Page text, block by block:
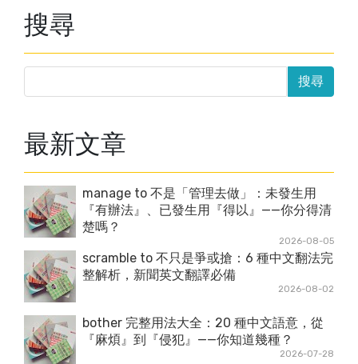
搜尋
最新文章
manage to 不是「管理去做」：未發生用
『有辦法』、已發生用『得以』——你分得清
楚嗎？
2026-08-05
scramble to 不只是爭或搶：6 種中文翻法完
整解析，新聞英文翻譯必備
2026-08-02
bother 完整用法大全：20 種中文語意，從
『麻煩』到『侵犯』——你知道幾種？
2026-07-28